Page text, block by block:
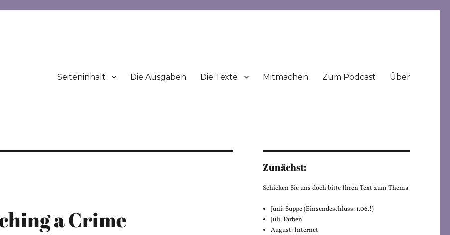
Seiteninhalt Die Ausgaben Die Texte Mitmachen Zum Podcast Über
a Crime
Zunächst:
Schicken Sie uns doch bitte Ihren Text zum Thema
Juni: Suppe (Einsendeschluss: 1.06.!)
Juli: Farben
August: Internet